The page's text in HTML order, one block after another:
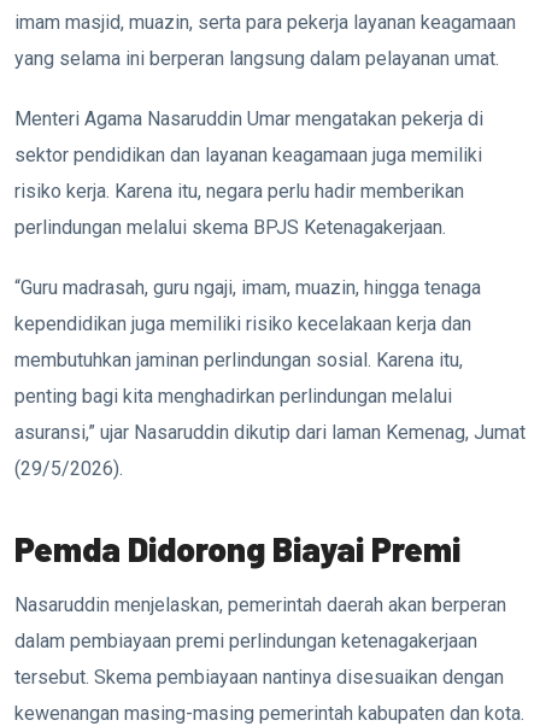
imam masjid, muazin, serta para pekerja layanan keagamaan
yang selama ini berperan langsung dalam pelayanan umat.
Menteri Agama Nasaruddin Umar mengatakan pekerja di
sektor pendidikan dan layanan keagamaan juga memiliki
risiko kerja. Karena itu, negara perlu hadir memberikan
perlindungan melalui skema BPJS Ketenagakerjaan.
“Guru madrasah, guru ngaji, imam, muazin, hingga tenaga
kependidikan juga memiliki risiko kecelakaan kerja dan
membutuhkan jaminan perlindungan sosial. Karena itu,
penting bagi kita menghadirkan perlindungan melalui
asuransi,” ujar Nasaruddin dikutip dari laman Kemenag, Jumat
(29/5/2026).
Pemda Didorong Biayai Premi
Nasaruddin menjelaskan, pemerintah daerah akan berperan
dalam pembiayaan premi perlindungan ketenagakerjaan
tersebut. Skema pembiayaan nantinya disesuaikan dengan
kewenangan masing-masing pemerintah kabupaten dan kota.